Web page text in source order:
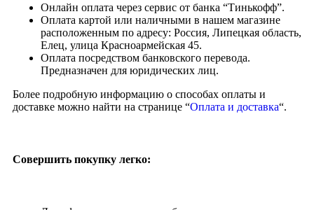
Онлайн оплата через сервис от банка “Тинькофф”.
Оплата картой или наличными в нашем магазине
расположенным по адресу: Россия, Липецкая область,
Елец, улица Красноармейская 45.
Оплата посредством банковского перевода.
Предназначен для юридических лиц.
Более подробную информацию о способах оплаты и
доставке можно найти на странице “Оплата и доставка“.
Совершить покупку легко: